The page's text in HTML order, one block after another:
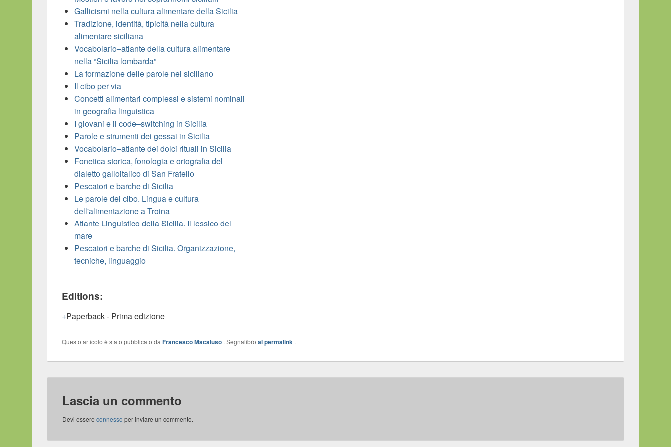
Gallicismi nella cultura alimentare della Sicilia
Tradizione, identità, tipicità nella cultura
alimentare siciliana
Vocabolario–atlante della cultura alimentare
nella “Sicilia lombarda”
La formazione delle parole nel siciliano
Il cibo per via
Concetti alimentari complessi e sistemi nominali
in geografia linguistica
I giovani e il code–switching in Sicilia
Parole e strumenti dei gessai in Sicilia
Vocabolario–atlante dei dolci rituali in Sicilia
Fonetica storica, fonologia e ortografia del
dialetto galloitalico di San Fratello
Pescatori e barche di Sicilia
Le parole del cibo. Lingua e cultura
dell'alimentazione a Troina
Atlante Linguistico della Sicilia. Il lessico del
mare
Pescatori e barche di Sicilia. Organizzazione,
tecniche, linguaggio
Editions:
Paperback- Prima edizione
Questo articolo è stato pubblicato da Francesco Macaluso . Segnalibro al permalink .
Lascia un commento
Devi essere connesso per inviare un commento.